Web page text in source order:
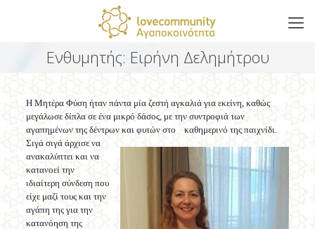
Ενθυμητής: Ειρήνη Δελημήτρου
Η Μητέρα Φύση ήταν πάντα μία ζεστή αγκαλιά για εκείνη, καθώς
μεγάλωσε δίπλα σε ένα μικρό δάσος, με την συντροφιά των
αγαπημένων της δέντρων και φυτών στο καθημερινό της παιχνίδι.
Σιγά σιγά άρχισε να
ανακαλύπτει και να
κατανοεί την
ιδιαίτερη σύνδεση που
είχε μαζί τους και την
αγάπη της για την
κατανόηση της